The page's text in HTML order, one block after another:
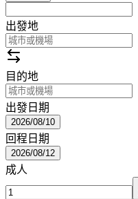
出發地
目的地
出發日期
2026/08/10
回程日期
2026/08/12
成人